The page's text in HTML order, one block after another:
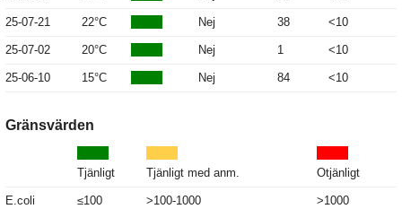
25-07-21 22°C Nej 38 <10
25-07-02 20°C Nej 1 <10
25-06-10 15°C Nej 84 <10
Gränsvärden
Tjänligt Tjänligt med anm. Otjänligt
E.coli ≤100 >100-1000 >1000